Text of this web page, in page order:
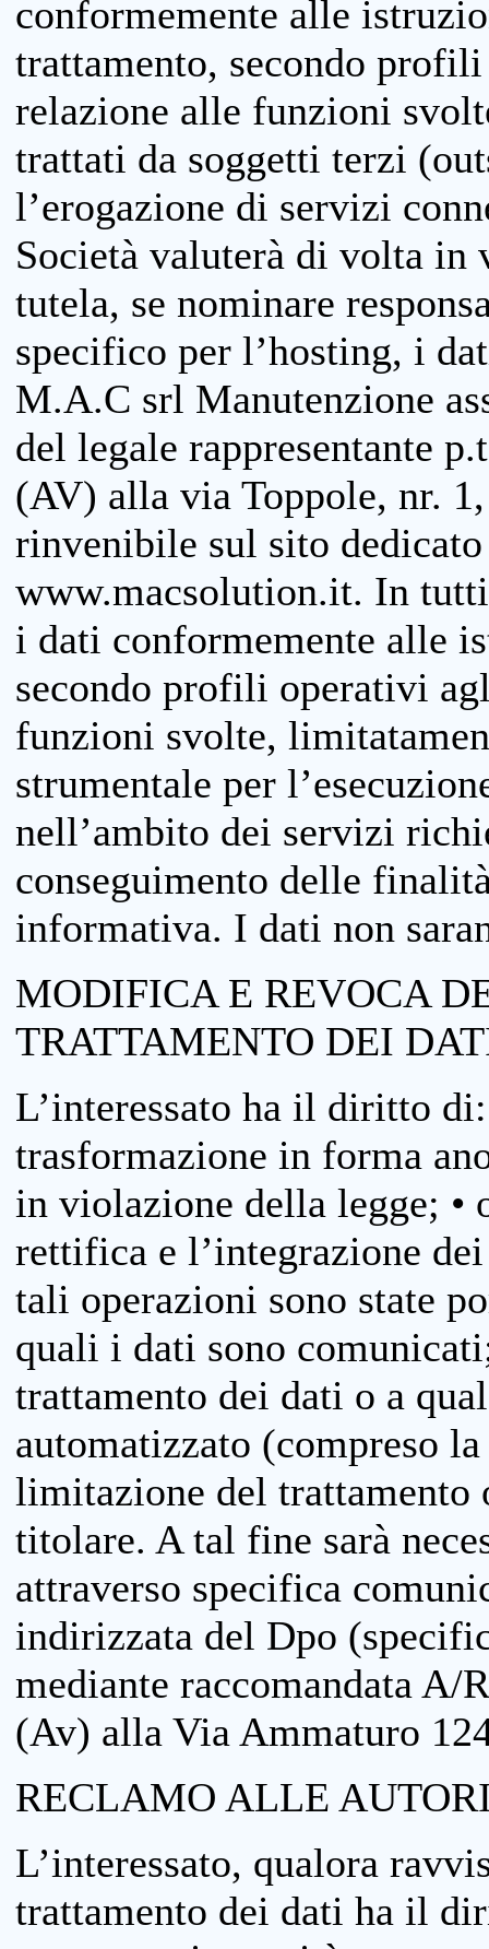
conformemente alle
trattamento, secondo
relazione alle funzioni
trattati da soggetti terzi
l’erogazione di servizi
Società valuterà di volta in
tutela, se nominare
specifico per l’hosting, i
M.A.C srl Manutenzione
del legale rappresentante
(AV) alla via Toppole, nr.
rinvenibile sul sito
www.macsolution.it. In
i dati conformemente alle
secondo profili operativi
funzioni svolte,
strumentale per
nell’ambito dei servizi
conseguimento delle
informativa. I dati non
MODIFICA E REVOCA
TRATTAMENTO DEI
L’interessato ha il diritto
trasformazione in forma
in violazione della legge; •
rettifica e l’integrazione
tali operazioni sono state
quali i dati sono
trattamento dei dati o a
automatizzato (compreso
limitazione del trattamento
titolare. A tal fine sarà
attraverso specifica
indirizzata del Dpo
mediante raccomandata
(Av) alla Via Ammaturo
RECLAMO ALLE
L’interessato, qualora
trattamento dei dati ha il